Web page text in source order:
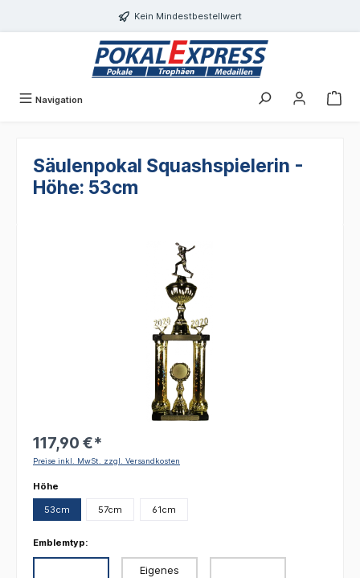
Kein Mindestbestellwert
Navigation
Säulenpokal Squashspielerin -
Höhe: 53cm
117,90 €*
Preise inkl. MwSt. zzgl. Versandkosten
Höhe
53cm 57cm 61cm
Emblemtyp:
Eigenes